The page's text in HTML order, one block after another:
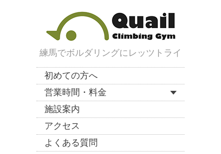
練馬でボルダリングにレッツトライ
初めての方へ
営業時間・料金
施設案内
アクセス
よくある質問